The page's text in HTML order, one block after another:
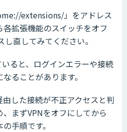
extensions/」をアドレス
拡張機能のスイッチをオフ
直してみてください。
ると、ログインエラーや接続
ることがあります。
した接続が不正アクセスと判
まずVPNをオフにしてから
手順です。